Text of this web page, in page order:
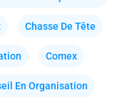
Chasse De Tête
Comex
En Organisation